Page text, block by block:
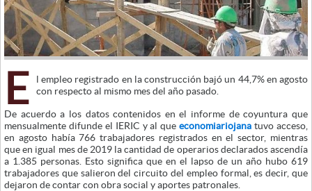
E
l empleo registrado en la construcción bajó un 44,7% en agosto
con respecto al mismo mes del año pasado.
De acuerdo a los datos contenidos en el informe de coyuntura que
mensualmente difunde el IERIC y al queeconomiariojana tuvo acceso,
en agosto había 766 trabajadores registrados en el sector, mientras
que en igual mes de 2019 la cantidad de operarios declarados ascendía
a 1.385 personas. Esto significa que en el lapso de un año hubo 619
trabajadores que salieron del circuito del empleo formal, es decir, que
dejaron de contar con obra social y aportes patronales.